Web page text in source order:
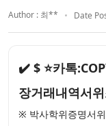
Author : 최** Date
✔️ $ ⭐카톡
장거래내역서
※ 박사학위증명서